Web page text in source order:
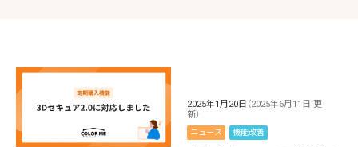
2025年1月20日 （2025年6月11日 更
新）
ニュース 機能改善